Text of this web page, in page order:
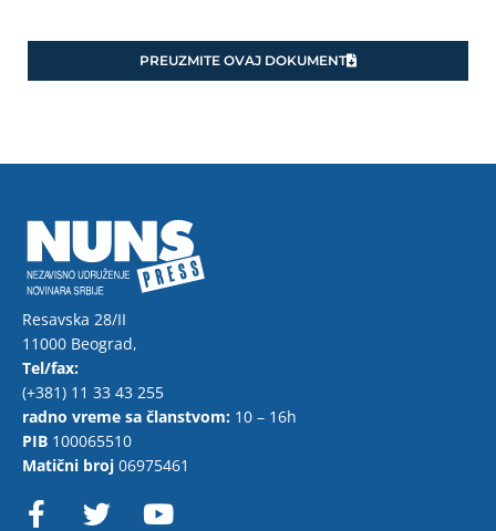
PREUZMITE OVAJ DOKUMENT
Resavska 28/II
11000 Beograd,
Tel/fax:
(+381) 11 33 43 255
radno vreme sa članstvom: 10 – 16h
PIB 100065510
Matični broj 06975461
F
a w o